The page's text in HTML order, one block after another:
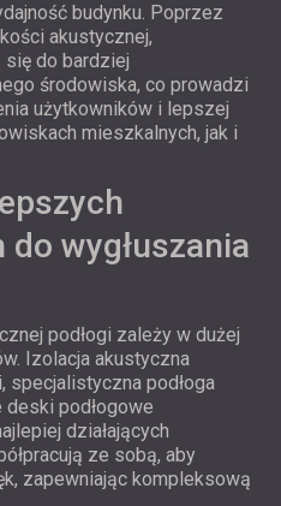
budynku. Poprzez
akustycznej,
do bardziej
środowiska, co prowadzi
użytkowników i lepszej
mieszkalnych, jak i
wygłuszania
podłogi zależy w dużej
Izolacja akustyczna
specjalistyczna podłoga
deski podłogowe
działających
ze sobą, aby
zapewniając kompleksową